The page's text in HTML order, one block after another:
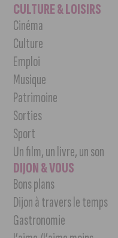
CULTURE & LOISIRS
Cinéma
Culture
Emploi
Musique
Patrimoine
Sorties
Sport
Un film, un livre, un son
DIJON & VOUS
Bons plans
Dijon à travers le temps
Gastronomie